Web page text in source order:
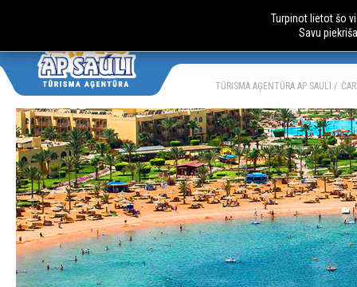
AUTOBUSU
TŪRISMA AĢENTŪRA AP SAULI
Turpinot lietot šo
Savu